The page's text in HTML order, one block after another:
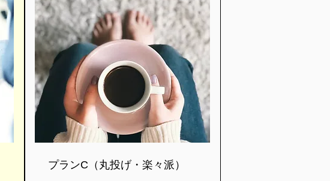
プランC（丸投げ・楽々派）